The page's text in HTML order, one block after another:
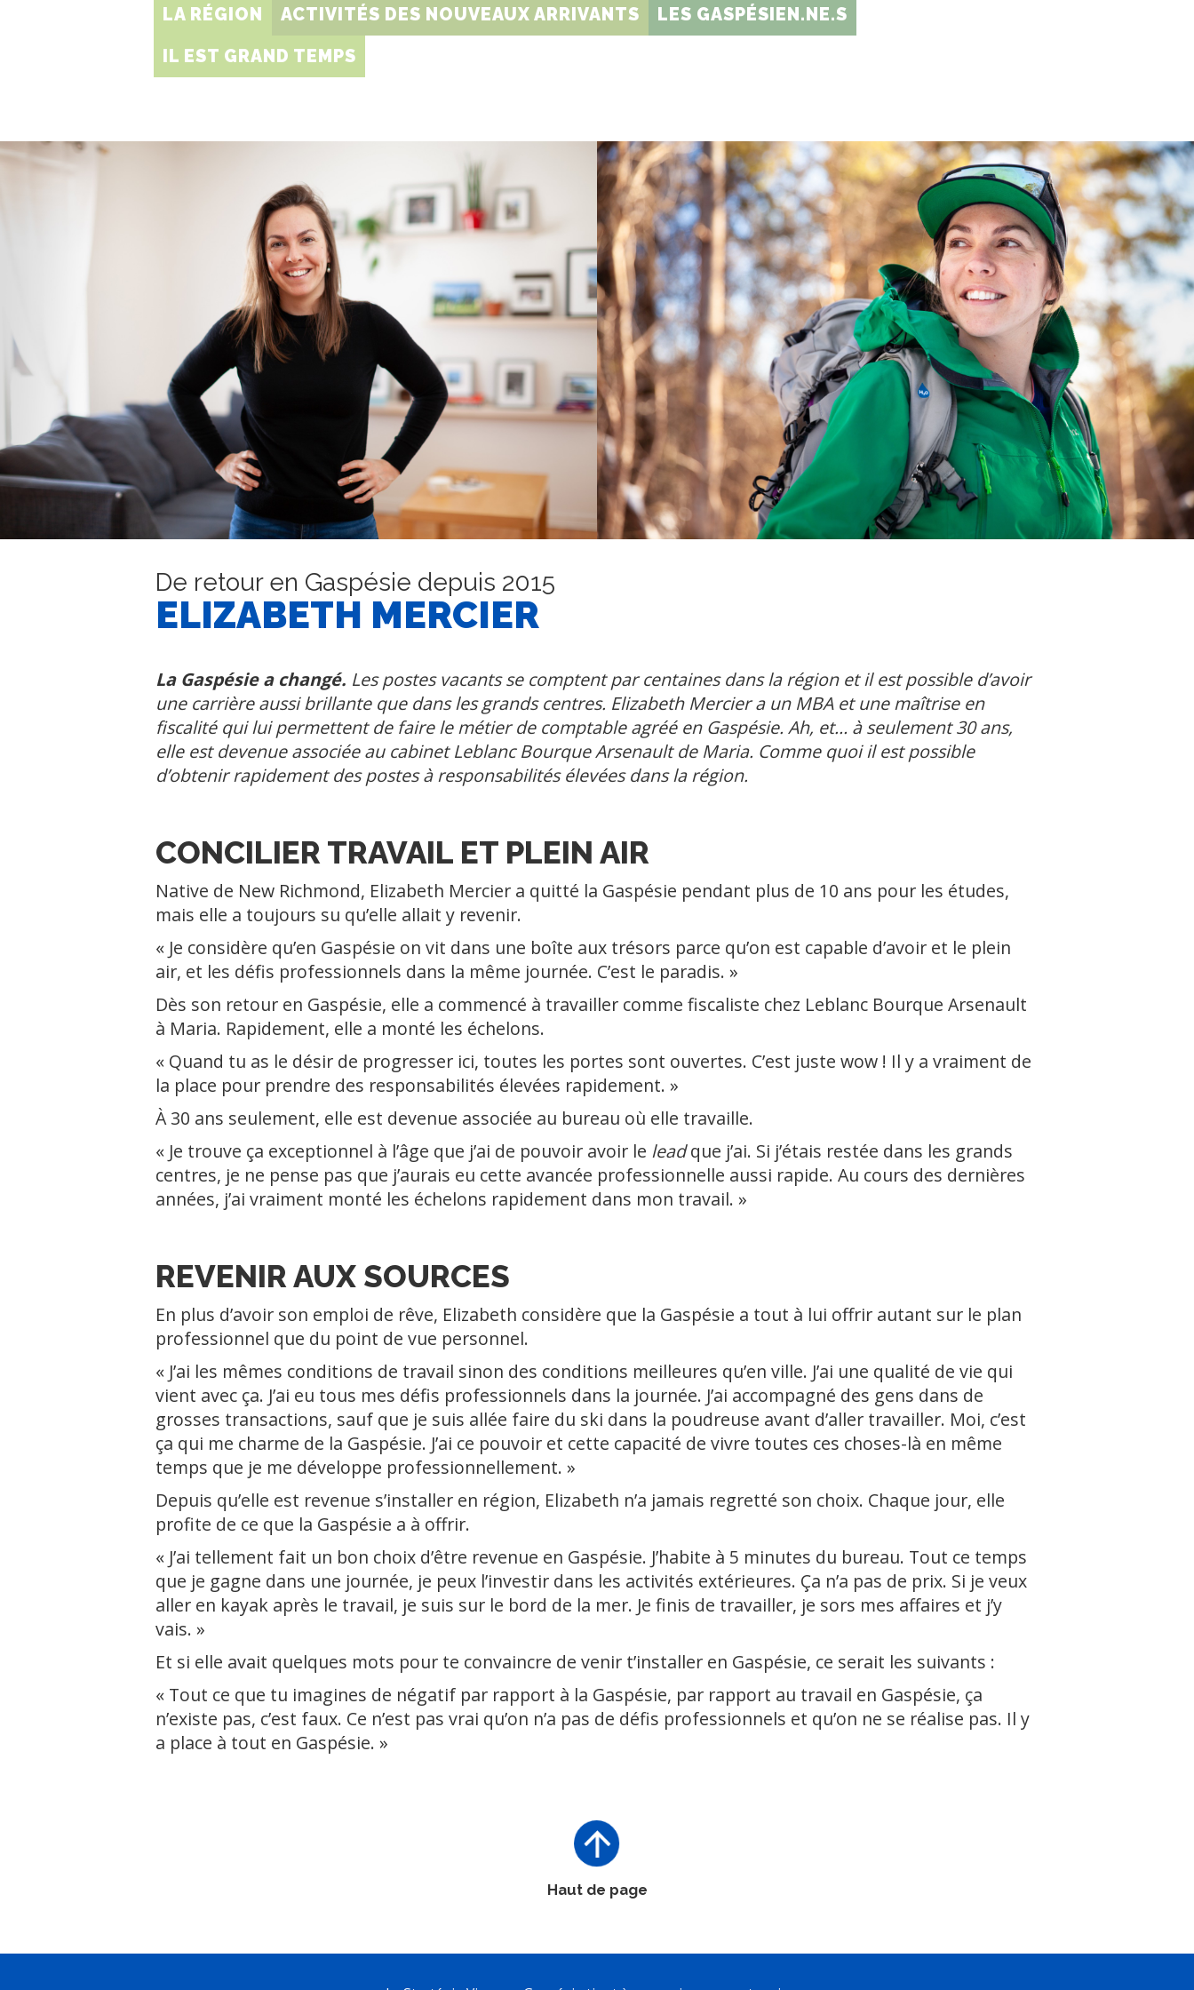
LA RÉGION ACTIVITÉS DES NOUVEAUX ARRIVANTS LES GASPÉSIEN.NE.S
IL EST GRAND TEMPS
De retour en Gaspésie depuis 2015
ELIZABETH MERCIER
La Gaspésie a changé. Les postes vacants se comptent par centaines dans la région et il est possible d’avoir
une carrière aussi brillante que dans les grands centres. Elizabeth Mercier a un MBA et une maîtrise en
fiscalité qui lui permettent de faire le métier de comptable agréé en Gaspésie. Ah, et… à seulement 30 ans,
elle est devenue associée au cabinet Leblanc Bourque Arsenault de Maria. Comme quoi il est possible
d’obtenir rapidement des postes à responsabilités élevées dans la région.
CONCILIER TRAVAIL ET PLEIN AIR
Native de New Richmond, Elizabeth Mercier a quitté la Gaspésie pendant plus de 10 ans pour les études,
mais elle a toujours su qu’elle allait y revenir.
« Je considère qu’en Gaspésie on vit dans une boîte aux trésors parce qu’on est capable d’avoir et le plein
air, et les défis professionnels dans la même journée. C’est le paradis. »
Dès son retour en Gaspésie, elle a commencé à travailler comme fiscaliste chez Leblanc Bourque Arsenault
à Maria. Rapidement, elle a monté les échelons.
« Quand tu as le désir de progresser ici, toutes les portes sont ouvertes. C’est juste wow ! Il y a vraiment de
la place pour prendre des responsabilités élevées rapidement. »
À 30 ans seulement, elle est devenue associée au bureau où elle travaille.
« Je trouve ça exceptionnel à l’âge que j’ai de pouvoir avoir le leadque j’ai. Si j’étais restée dans les grands
centres, je ne pense pas que j’aurais eu cette avancée professionnelle aussi rapide. Au cours des dernières
années, j’ai vraiment monté les échelons rapidement dans mon travail. »
REVENIR AUX SOURCES
En plus d’avoir son emploi de rêve, Elizabeth considère que la Gaspésie a tout à lui offrir autant sur le plan
professionnel que du point de vue personnel.
« J’ai les mêmes conditions de travail sinon des conditions meilleures qu’en ville. J’ai une qualité de vie qui
vient avec ça. J’ai eu tous mes défis professionnels dans la journée. J’ai accompagné des gens dans de
grosses transactions, sauf que je suis allée faire du ski dans la poudreuse avant d’aller travailler. Moi, c’est
ça qui me charme de la Gaspésie. J’ai ce pouvoir et cette capacité de vivre toutes ces choses-là en même
temps que je me développe professionnellement. »
Depuis qu’elle est revenue s’installer en région, Elizabeth n’a jamais regretté son choix. Chaque jour, elle
profite de ce que la Gaspésie a à offrir.
« J’ai tellement fait un bon choix d’être revenue en Gaspésie. J’habite à 5 minutes du bureau. Tout ce temps
que je gagne dans une journée, je peux l’investir dans les activités extérieures. Ça n’a pas de prix. Si je veux
aller en kayak après le travail, je suis sur le bord de la mer. Je finis de travailler, je sors mes affaires et j’y
vais. »
Et si elle avait quelques mots pour te convaincre de venir t’installer en Gaspésie, ce serait les suivants :
« Tout ce que tu imagines de négatif par rapport à la Gaspésie, par rapport au travail en Gaspésie, ça
n’existe pas, c’est faux. Ce n’est pas vrai qu’on n’a pas de défis professionnels et qu’on ne se réalise pas. Il y
a place à tout en Gaspésie. »
Haut de page